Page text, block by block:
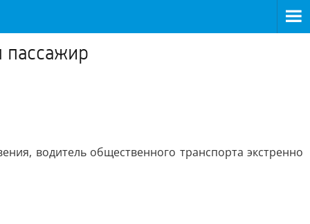
пассажир
водитель общественного транспорта экстренно